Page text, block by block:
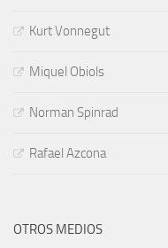
Kurt Vonnegut
Miquel Obiols
Norman Spinrad
Rafael Azcona
OTROS MEDIOS